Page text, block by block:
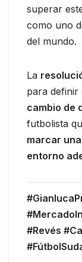
superar
como uno
del mundo.
La
para definir
cambio de
futbolista
marcar
entorno
#Revés